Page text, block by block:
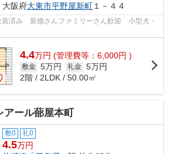
大阪府大東市平野屋新町 １－４４
装済み 新婚さんファミリーさん歓迎 小型犬・
4.4万円 (管理費等：6,000円 )
敷金 5万円 礼金 5万円
2階 / 2LDK / 50.00㎡
アール蔀屋本町
敷0 礼0
4.5万円